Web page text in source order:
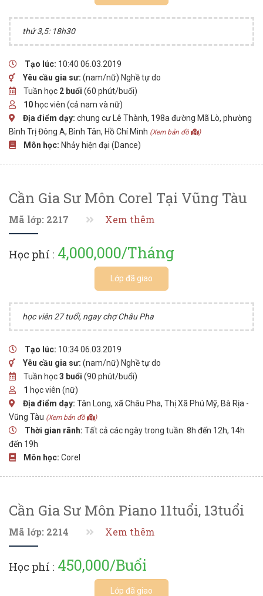
thứ 3,5: 18h30
Tạo lúc: 10:40 06.03.2019
Yêu cầu gia sư: (nam/nữ) Nghề tự do
Tuần học 2 buổi (60 phút/buổi)
10học viên (cả nam và nữ)
Địa điểm dạy: chung cư Lê Thành, 198a đường Mã Lò, phường
Bình Trị Đông A, Bình Tân, Hồ Chí Minh (Xem bản đồ )
Môn học: Nhảy hiện đại (Dance)
Cần Gia Sư Môn Corel Tại Vũng Tàu
Mã lớp: 2217 Xem thêm
Học phí : 4,000,000/Tháng
Lớp đã giao
học viên 27 tuổi, ngay chợ Châu Pha
Tạo lúc: 10:34 06.03.2019
Yêu cầu gia sư: (nam/nữ) Nghề tự do
Tuần học3 buổi (90 phút/buổi)
1 học viên (nữ)
Địa điểm dạy: Tân Long, xã Châu Pha, Thị Xã Phú Mỹ, Bà Rịa -
Vũng Tàu (Xem bản đồ )
Thời gian rãnh: Tất cả các ngày trong tuần: 8h đến 12h, 14h
đến 19h
Môn học: Corel
Cần Gia Sư Môn Piano 11tuổi, 13tuổi
Mã lớp: 2214 Xem thêm
Học phí : 450,000/Buổi
Lớp đã giao